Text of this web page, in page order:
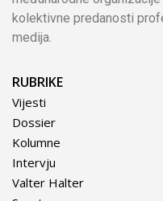
kolektivne predanosti
medija.
RUBRIKE
Vijesti
Dossier
Kolumne
Intervju
Valter Halter